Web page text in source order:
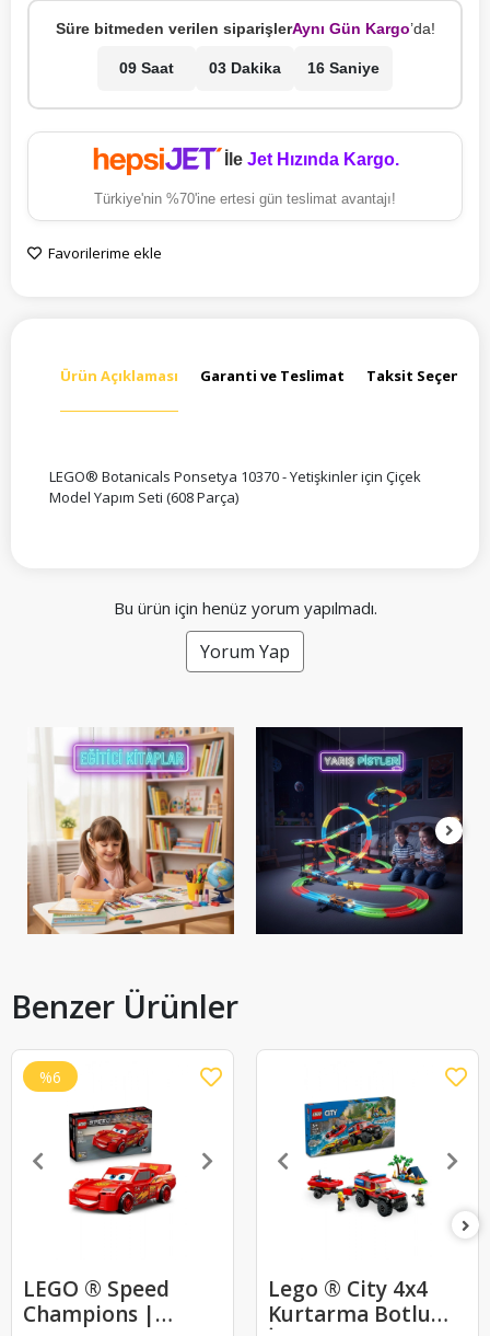
Süre bitmeden verilen siparişlerAynı Gün Kargo’da!
09 Saat 03 Dakika 16 Saniye
İleJet Hızında Kargo.
Türkiye'nin %70'ine ertesi gün teslimat avantajı!
Favorilerime ekle
Ürün Açıklaması Garanti ve Teslimat Taksit
LEGO® Botanicals Ponsetya 10370 - Yetişkinler için Çiçek
Model Yapım Seti (608 Parça)
Bu ürün için henüz yorum yapılmadı.
Yorum Yap
Benzer Ürünler
LEGO ® Speed
Champions |
%6
Lego ® City 4x4
Kurtarma Botlu